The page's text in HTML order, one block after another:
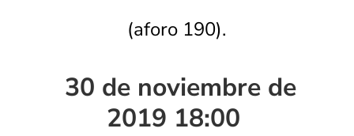
(aforo 190).
30 de noviembre de
2019 18:00